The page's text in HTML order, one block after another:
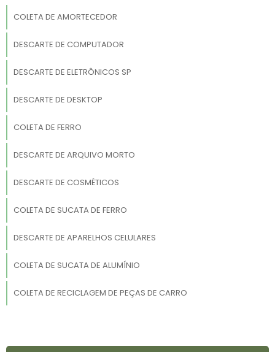
COLETA DE AMORTECEDOR
DESCARTE DE COMPUTADOR
DESCARTE DE ELETRÔNICOS SP
DESCARTE DE DESKTOP
COLETA DE FERRO
DESCARTE DE ARQUIVO MORTO
DESCARTE DE COSMÉTICOS
COLETA DE SUCATA DE FERRO
DESCARTE DE APARELHOS CELULARES
COLETA DE SUCATA DE ALUMÍNIO
COLETA DE RECICLAGEM DE PEÇAS DE CARRO
DESCARTE DE PC